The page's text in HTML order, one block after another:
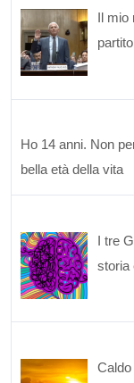
Il mio
Ho 14 anni. Non
bella età della vita
I tre
storia